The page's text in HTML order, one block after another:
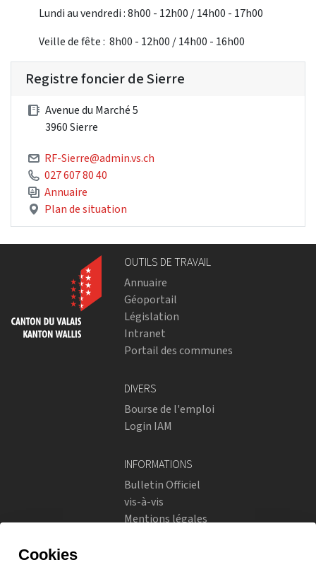
Lundi au vendredi : 8h00 - 12h00 / 14h00 - 17h00
Veille de fête : 8h00 - 12h00 / 14h00 - 16h00
Registre foncier de Sierre
Avenue du Marché 5
3960 Sierre
RF-Sierre@admin.vs.ch
027 607 80 40
Annuaire
Plan de situation
OUTILS DE TRAVAIL
Annuaire
Géoportail
Législation
Intranet
Portail des communes
DIVERS
Bourse de l'emploi
Login IAM
INFORMATIONS
Bulletin Officiel
vis-à-vis
Mentions légales